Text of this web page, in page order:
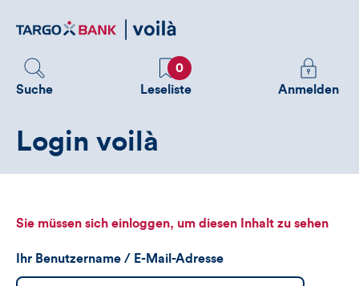
zum
Suche
Favoriten
0
Leseliste
Melden
Sie
sehen
Anmelden
Login voilà
Sie müssen sich einloggen, um diesen Inhalt zu sehen
Ihr Benutzername / E-Mail-Adresse